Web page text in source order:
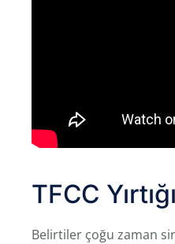
TFCC
Belirtiler çoğu zaman